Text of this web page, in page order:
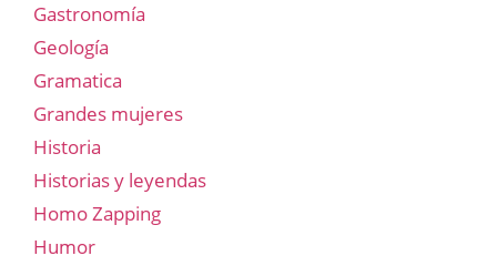
Gastronomía
Geología
Gramatica
Grandes mujeres
Historia
Historias y leyendas
Homo Zapping
Humor